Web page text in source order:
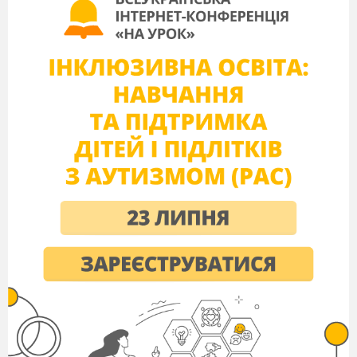
того, щоб мирно врегулювати ситуацію, 18
лютого тодішня влада на чолі з президентом
Януковичем віддала злочинний наказ
застосувати зброю і зробити «зачистку»
Майдану, застосовуючи водомети,
бронетранспортери і вогнепальну зброю. Події
у Києві 18-20 лютого стали фінальним і
найбільш драматичним етапом революції.
Ведучий:
На початку революційних подій,
нікому і в голову не могло прийти, чим усе це
обернеться… Слова «Слава Україні! Героям
Слава!», що видавалися простим вітанням,
набувають нового й особливого значення.
Ведуча:
Справжні бої розгорталися в центрі
Києва 18-20 лютого на вулицях Інститутській,
майдані, у Маріїнському парку! Навколо
вибухи, стогін, горе. До нас прийшла війна.
Ведучий: Справжня кровопролитна війна. Нас